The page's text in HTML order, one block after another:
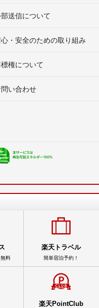
送信について
・安全のための取り組み
権について
い合わせ
料
楽天トラベル
簡単宿泊予約！
楽天PointClub